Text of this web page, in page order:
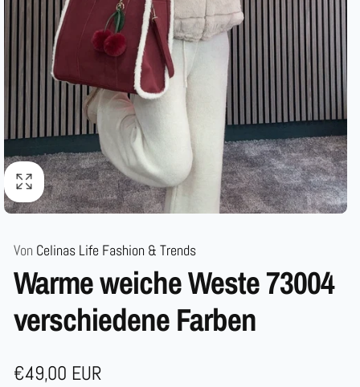
Von Celinas Life Fashion & Trends
Warme weiche Weste 73004
verschiedene Farben
Normaler
€49,00 EUR